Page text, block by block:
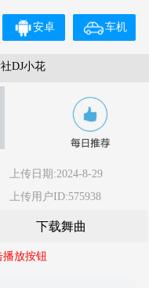
车机
安卓
DJ小花
上传日期:2024-8-29
上传用户ID:575938
下载舞曲
播放按钮